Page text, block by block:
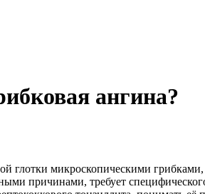
ангина?
глотки микроскопическими
причинами, требует